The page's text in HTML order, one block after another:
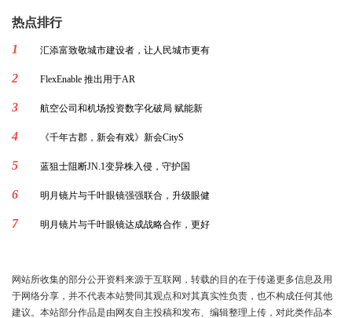
热点排行
1
汇添富致敬城市建设者，让人民城市更有
2 FlexEnable 推出用于AR
3 航空公司和机场投资数字化破局 赋能新
4 《千年古郡，新会有戏》新会CityS
5 蓝狙士阻断JN.1变异株入侵，守护国
6 明月镜片与千叶眼镜强强联合，升级眼健
7 明月镜片与千叶眼镜达成战略合作，更好
网站所收集的部分公开资料来源于互联网，转载的目的在于传递更多信息及用
于网络分享，并不代表本站赞同其观点和对其真实性负责，也不构成任何其他
建议。本站部分作品是由网友自主投稿和发布、编辑整理上传，对此类作品本